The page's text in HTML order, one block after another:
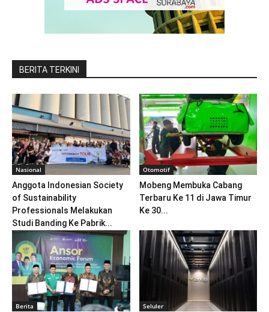
BERITA TERKINI
Nasional
Anggota Indonesian Society
of Sustainability
Professionals Melakukan
Studi Banding Ke Pabrik...
Otomotif
Mobeng Membuka Cabang
Terbaru Ke 11 di Jawa Timur
Ke 30...
Berita Seluler